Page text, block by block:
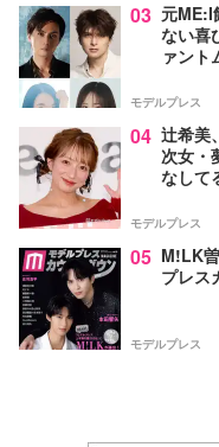
03 元ME:I
ない喜
ァント
モデルプレス
04 辻希美
次女・
なして
モデルプレス
05 M!LK
プレス
モデルプレス